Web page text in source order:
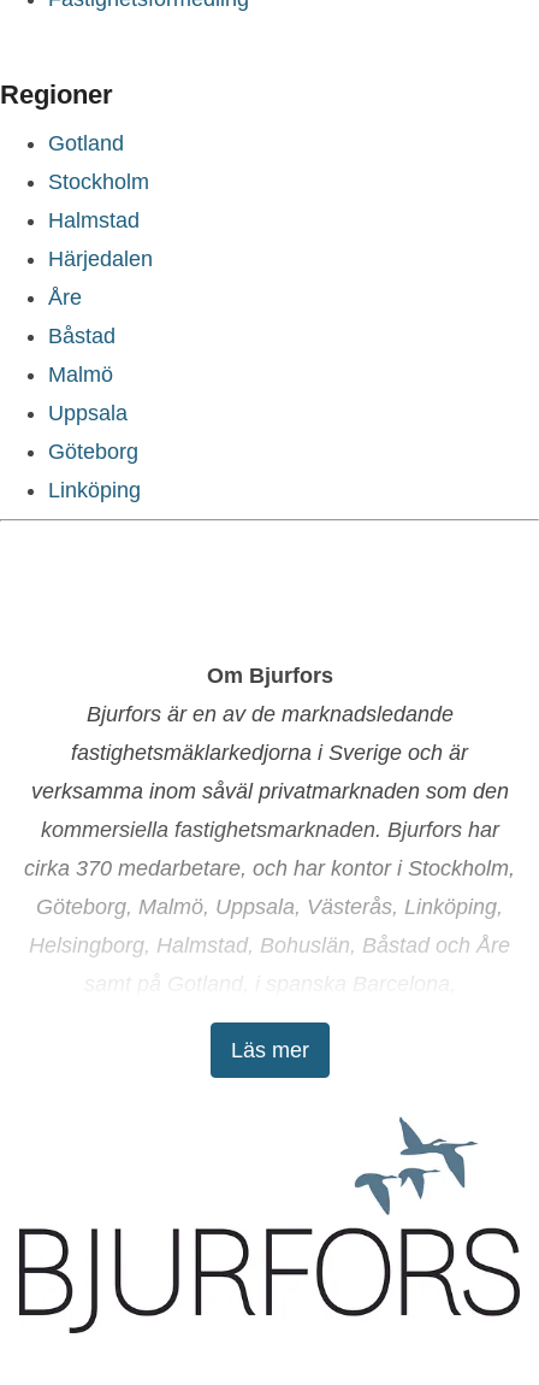
Regioner
Gotland
Stockholm
Halmstad
Härjedalen
Åre
Båstad
Malmö
Uppsala
Göteborg
Linköping
Om Bjurfors
Bjurfors är en av de marknadsledande
fastighetsmäklarkedjorna i Sverige och är
verksamma inom såväl privatmarknaden som den
kommersiella fastighetsmarknaden. Bjurfors har
cirka 370 medarbetare, och har kontor i Stockholm,
Göteborg, Malmö, Uppsala, Västerås, Linköping,
Helsingborg, Halmstad, Bohuslän, Båstad och Åre
samt på Gotland, i spanska Barcelona,
Torrevieja/Costa Blanca och Marbella samt på
franska Rivieran. Se även
Läs mer